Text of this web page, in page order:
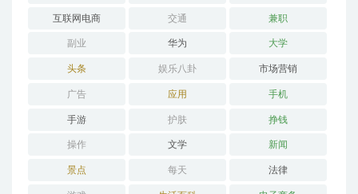
互联网电商 交通 兼职
副业 华为 大学
头条 娱乐八卦 市场营销
广告 应用 手机
手游 护肤 挣钱
操作 文学 新闻
景点 每天 法律